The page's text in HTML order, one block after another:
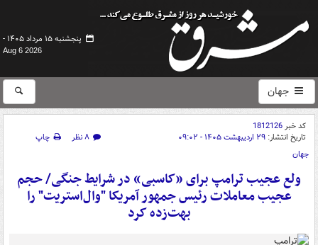
پنجشنبه ۱۵ مرداد ۱۴۰۵ -
Aug 6 2026
جهان
کد خبر1812126
تاریخ انتشار: ۲۹ اردیبهشت ۱۴۰۵ - ۰۹:۰۲ ۸ نظر
چاپ
جهان
ولع عجیب ترامپ برای «کاسبی» در شرایط جنگی/ حجم
عجیب معاملات رئیس جمهور آمریکا "وال‌استریت" را
بهت‌زده کرد